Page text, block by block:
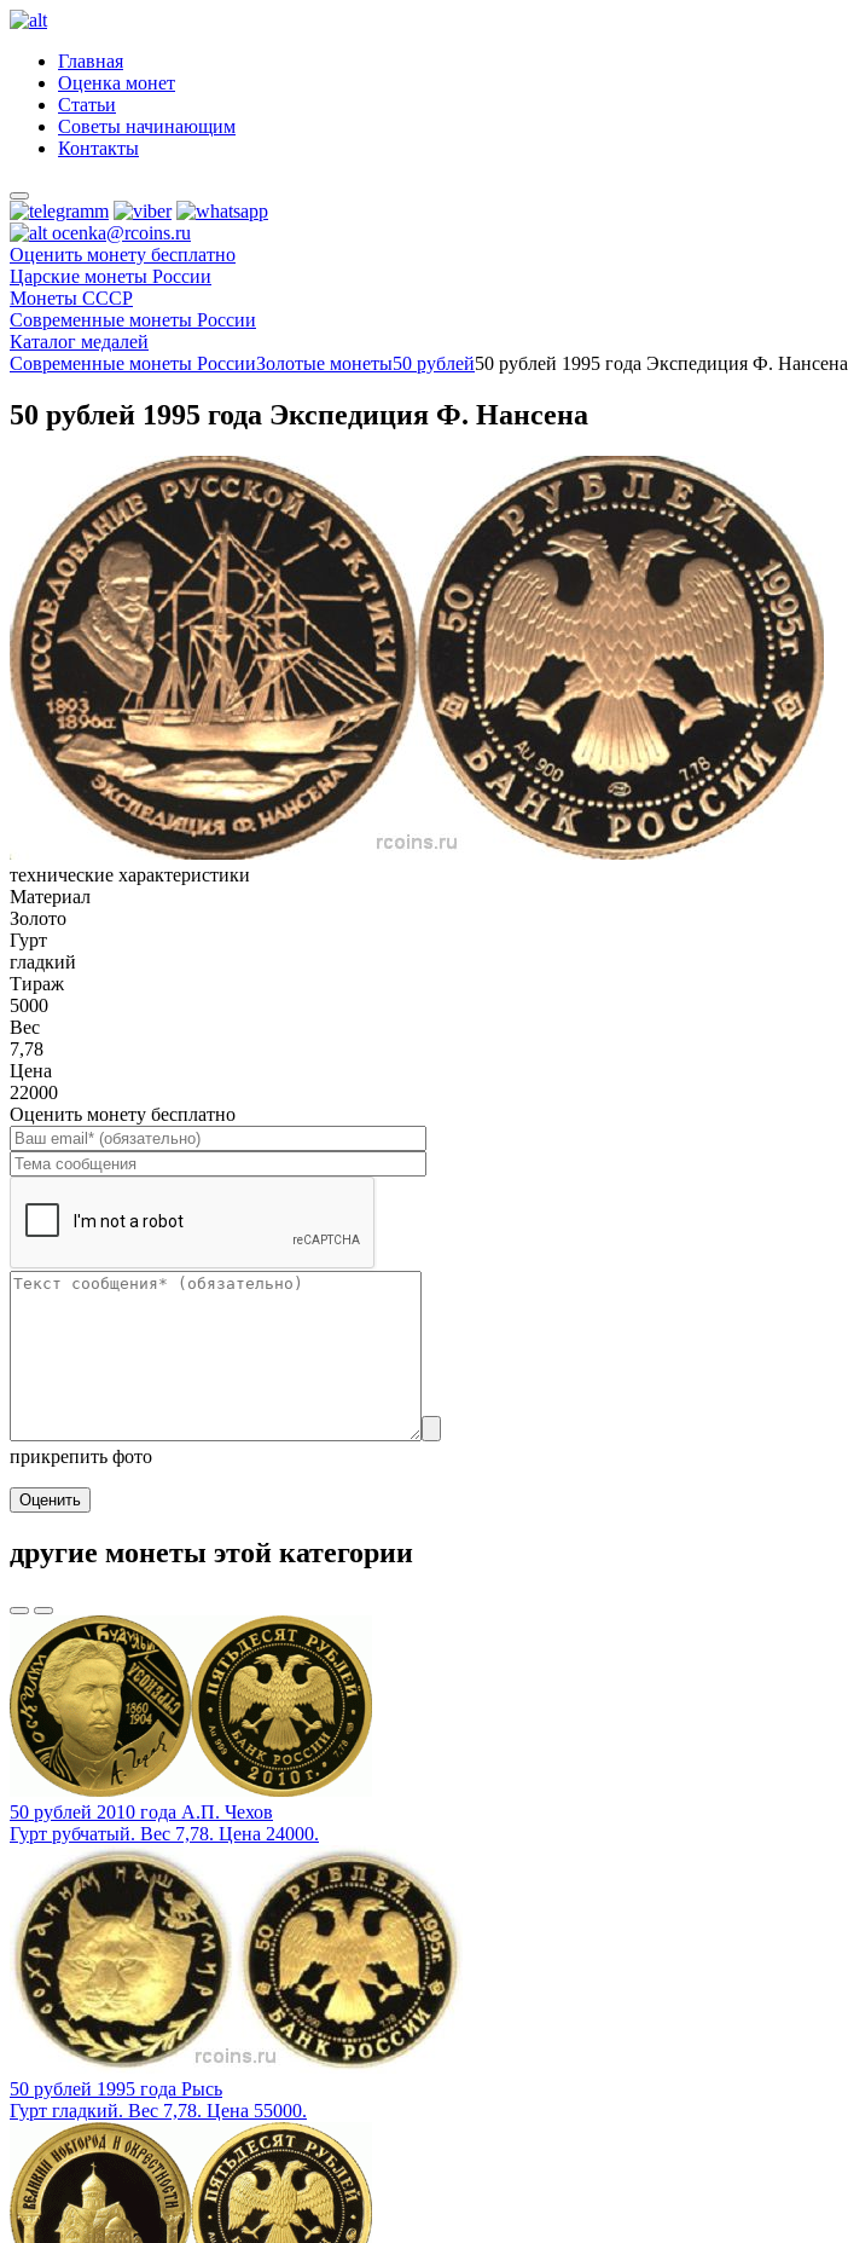
Главная
Оценка монет
Статьи
Советы начинающим
Контакты
ocenka@rcoins.ru
Оценить монету бесплатно
Царские монеты России
Монеты СССР
Современные монеты России
Каталог медалей
Современные монеты РоссииЗолотые монеты50 рублей50 рублей 1995 года Экспедиция Ф. Нансена
50 рублей 1995 года Экспедиция Ф. Нансена
технические характеристики
Материал
Золото
Гурт
гладкий
Тираж
5000
Вес
7,78
Цена
22000
Оценить монету бесплатно
прикрепить фото
Оценить
другие монеты этой категории
50 рублей 2010 года А.П. Чехов
Гурт рубчатый. Вес 7,78. Цена 24000.
50 рублей 1995 года Рысь
Гурт гладкий. Вес 7,78. Цена 55000.